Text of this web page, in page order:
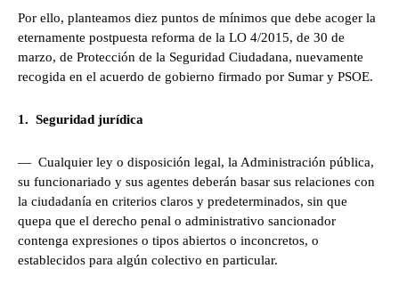
Por ello, planteamos diez puntos de mínimos que debe acoger la
eternamente postpuesta reforma de la LO 4/2015, de 30 de
marzo, de Protección de la Seguridad Ciudadana, nuevamente
recogida en el acuerdo de gobierno firmado por Sumar y PSOE.
1. Seguridad jurídica
— Cualquier ley o disposición legal, la Administración pública,
su funcionariado y sus agentes deberán basar sus relaciones con
la ciudadanía en criterios claros y predeterminados, sin que
quepa que el derecho penal o administrativo sancionador
contenga expresiones o tipos abiertos o inconcretos, o
establecidos para algún colectivo en particular.